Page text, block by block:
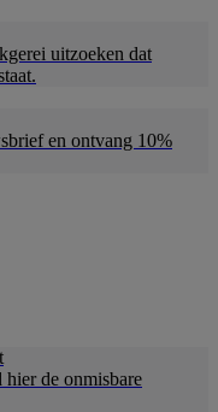
uitzoeken dat
en ontvang 10%
de onmisbare